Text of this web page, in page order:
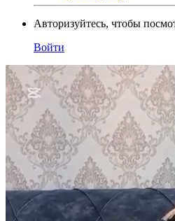
Авторизуйтесь, чтобы
Войти